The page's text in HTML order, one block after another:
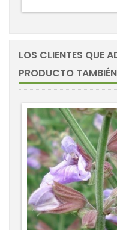
LOS CLIENTES QUE
PRODUCTO